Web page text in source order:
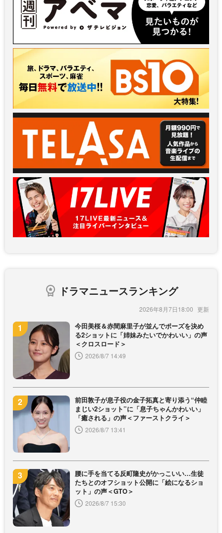
ドラマニュースランキング
2026年8月7日18:00
今田美桜＆赤間麻里子が並んでポーズを決め
る2ショットに「姉妹みたいでかわいい」の声
＜クロスロード＞
2026/8/7 14:49
前田敦子が息子役の金子拓真と寄り添う“仲睦
まじい2ショット”に「息子ちゃんかわいい」
「癒される」の声＜ファーストクライ＞
2026/8/7 13:41
腰に手を当てる反町隆史がかっこいい…生徒
たちとのオフショット公開に「絵になるショ
ット」の声＜GTO＞
2026/8/7 15:30